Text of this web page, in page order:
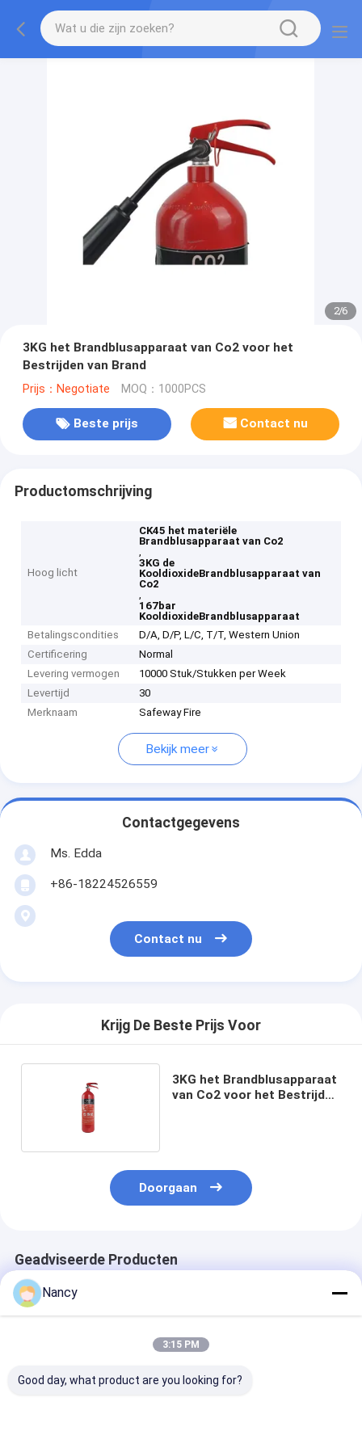
2/6
3KG het Brandblusapparaat van Co2 voor het
Bestrijden van Brand
Prijs：Negotiate MOQ：1000PCS
Beste prijs Contact nu
Productomschrijving
Hoog licht
CK45 het materiële
Brandblusapparaat van Co2
,
3KG de
KooldioxideBrandblusapparaat van
Co2
,
167bar
KooldioxideBrandblusapparaat
Betalingscondities
D/A, D/P, L/C, T/T, Western Union
Certificering
Normal
Levering vermogen
10000 Stuk/Stukken per Week
Levertijd
30
Merknaam
Safeway Fire
Bekijk meer
Contactgegevens
Ms. Edda
+86-18224526559
Contact nu
Krijg De Beste Prijs Voor
3KG het Brandblusapparaat
van Co2 voor het Bestrijden
Doorgaan
Geadviseerde Producten
Nancy
3:15 PM
Good day, what product are you looking for?